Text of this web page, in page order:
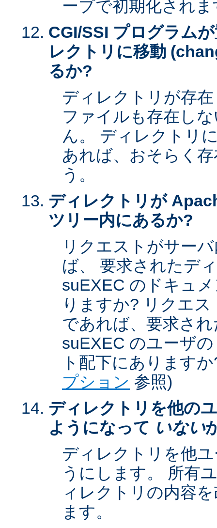
ープで初期化されま
CGI/SSI プログラム
レクトリに移動
るか?
ディレクトリが存
ファイルも存在し
ん。 ディレクトリ
あれば、おそらく
う。
ディレクトリが
ツリー内にあるか?
リクエストがサー
ば、 要求されたデ
suEXEC のドキュ
りますか? リクエ
であれば、要求さ
suEXEC のユーザ
ト配下にあります
プション 参照)
ディレクトリを他の
ようになって いない
ディレクトリを他
うにします。 所有
ィレクトリの内容
ます。